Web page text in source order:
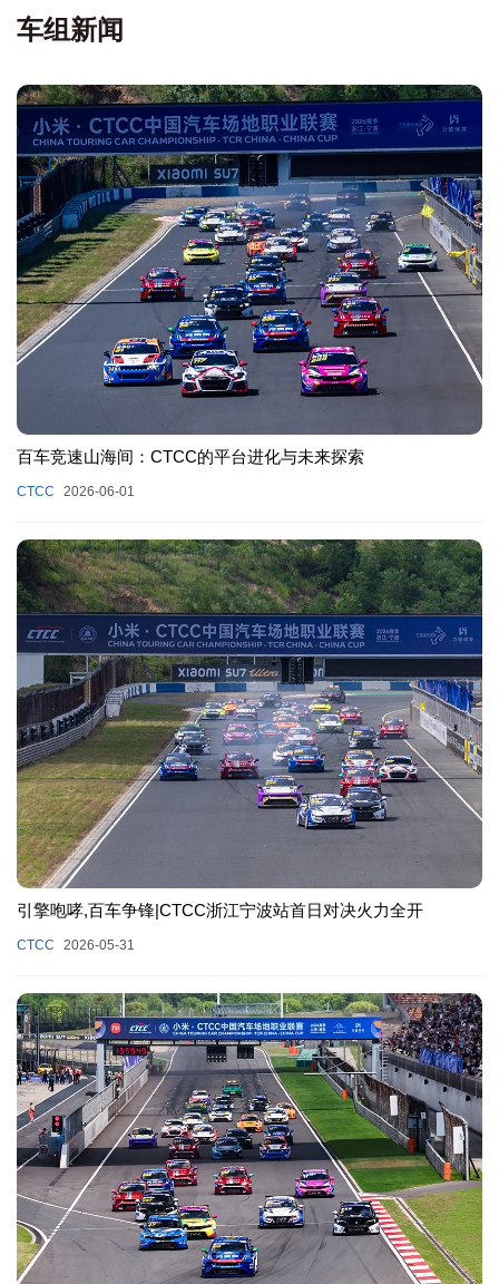
车组新闻
百车竞速山海间：CTCC的平台进化与未来探索
CTCC 2026-06-01
引擎咆哮,百车争锋|CTCC浙江宁波站首日对决火力全开
CTCC 2026-05-31